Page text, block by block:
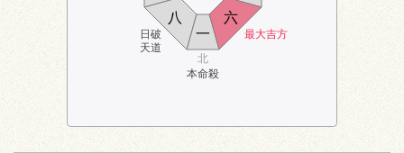
日破
天道
本命殺
最大吉方
北
一
六
八